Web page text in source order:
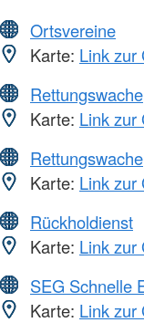
Ortsvereine
Karte: Link zur
Rettungswache
Karte: Link zur
Rettungswache
Karte: Link zur
Rückholdienst
Karte: Link zur
SEG Schnelle
Karte: Link zur